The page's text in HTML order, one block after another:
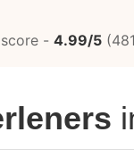
- 4.99/5